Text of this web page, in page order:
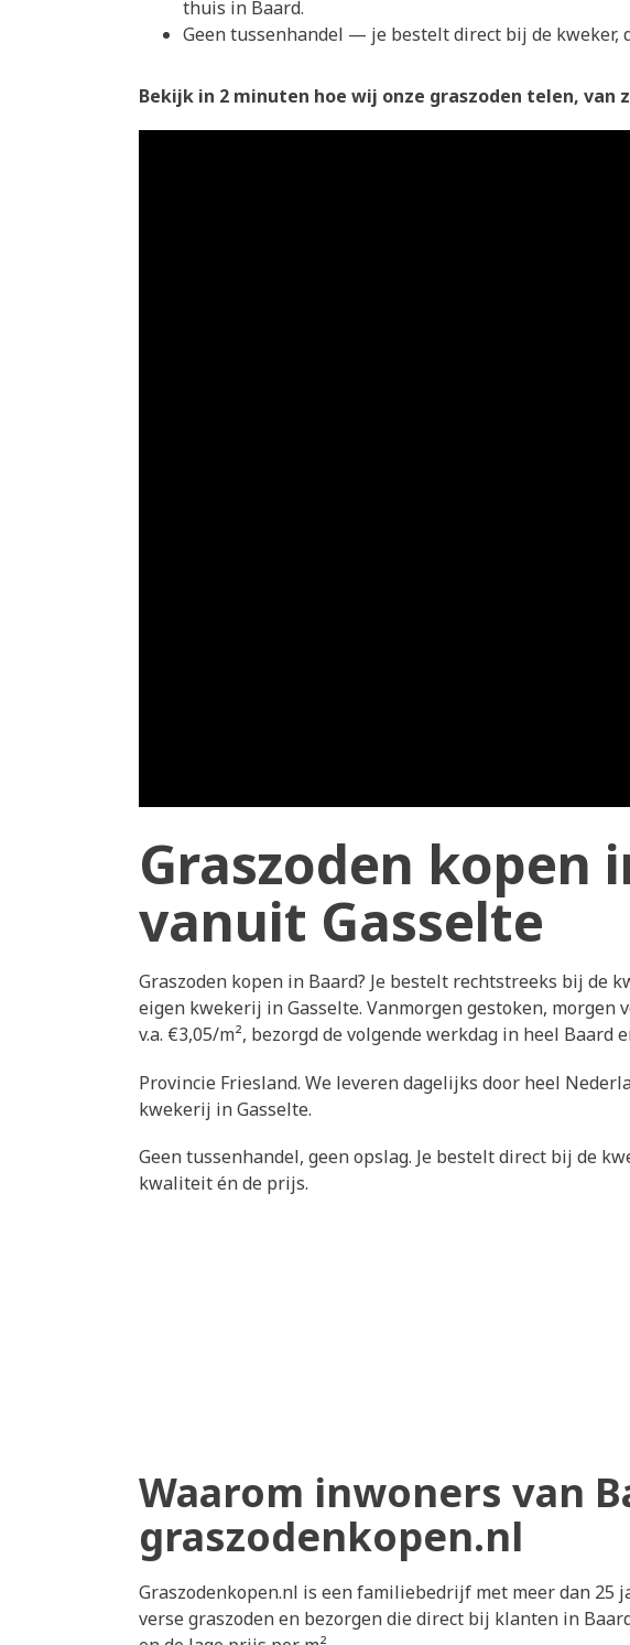
thuis in Baard.
Geen tussenhandel — je bestelt direct bij de kweker,
Bekijk in 2 minuten hoe wij onze graszoden telen,
Graszoden kopen
vanuit Gasselte
Graszoden kopen in Baard? Je bestelt rechtstreeks bij de
eigen kwekerij in Gasselte. Vanmorgen gestoken, morgen
v.a. €3,05/m², bezorgd de volgende werkdag in heel Baard
Provincie Friesland. We leveren dagelijks door heel
kwekerij in Gasselte.
Geen tussenhandel, geen opslag. Je bestelt direct bij de
kwaliteit én de prijs.
Waarom inwoners van
graszodenkopen.nl
Graszodenkopen.nl is een familiebedrijf met meer dan 25
verse graszoden en bezorgen die direct bij klanten in